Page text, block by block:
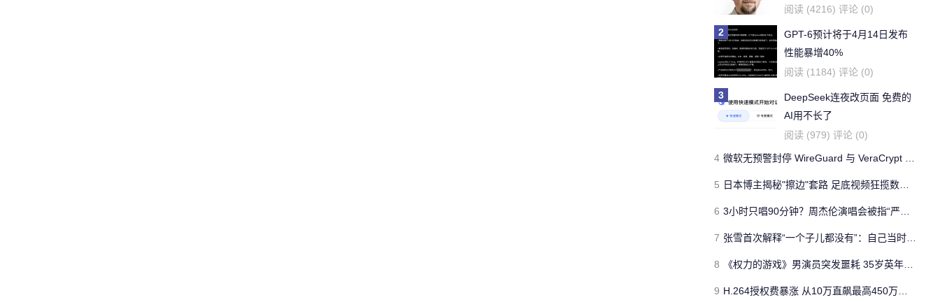
阅读 (4216) 评论 (0)
2
GPT-6预计将于4月14日发布
性能暴增40%
阅读 (1184) 评论 (0)
3
DeepSeek连夜改页面 免费的
AI用不长了
阅读 (979) 评论 (0)
4 微软无预警封停 WireGuard 与 VeraCrypt 开发者账号
5 日本博主揭秘"擦边"套路 足底视频狂揽数十万播放
6 3小时只唱90分钟？周杰伦演唱会被指“严重划水” 老粉直呼避雷
7 张雪首次解释“一个子儿都没有”：自己当时只是想装一下
8 《权力的游戏》男演员突发噩耗 35岁英年早逝
9 H.264授权费暴涨 从10万直飙最高450万美元